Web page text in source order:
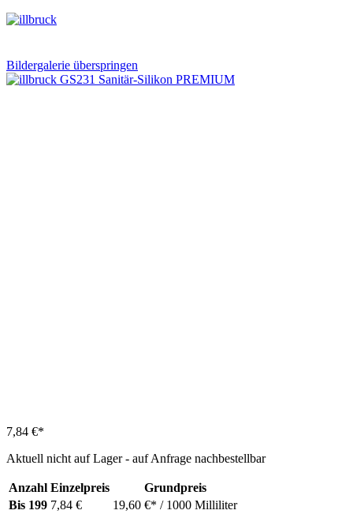
Bildergalerie überspringen
7,84 €*
Aktuell nicht auf Lager - auf Anfrage nachbestellbar
Anzahl Einzelpreis
Grundpreis
Bis 199 7,84 € 19,60 €* / 1000 Milliliter